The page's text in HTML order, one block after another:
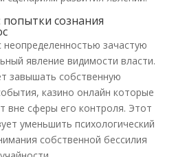
сознания
неопределенностью зачастую
явление видимости власти.
завышать собственную
казино онлайн которые
вне сферы его контроля. Этот
уменьшить психологический
собственной бессилия